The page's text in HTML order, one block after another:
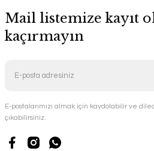
Mail listemize kayıt
kaçırmayın
E-postalarımızı almak için kaydolabilir ve
çıkabilirsiniz.